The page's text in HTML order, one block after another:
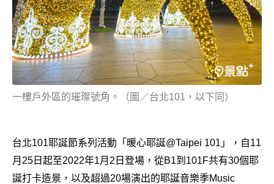
一樓戶外區的璀璨號角。（圖／台北101，以下同）
台北101耶誕節系列活動「暖心耶誕@Taipei 101」，自11
月25日起至2022年1月2日登場，從B1到101F共有30個耶
誕打卡造景，以及超過20場演出的耶誕音樂季Music